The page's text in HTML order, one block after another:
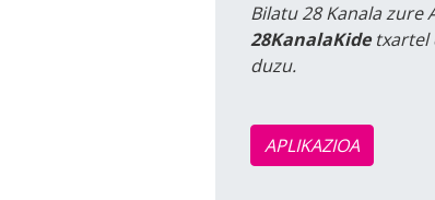
Bilatu 28 Kanala zure
28KanalaKidetxartel
duzu.
APLIKAZIOA